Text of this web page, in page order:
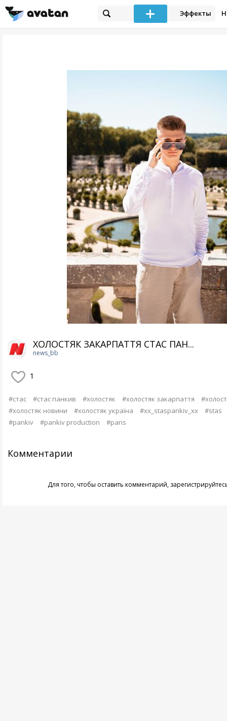
Эффекты
ХОЛОСТЯК ЗАКАРПАТТЯ СТАС ПАН...
news_bb
1
#стас #стас панкив #холостяк #холостяк закарпаття
#холостяк новини
#холостяк україна #xx_staspankiv_xx
#stas
#pankiv
#pankiv production #paris
Комментарии
Для того, чтобы оставить комментарий,